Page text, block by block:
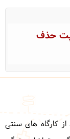
حذف
کارگاه های سنتی